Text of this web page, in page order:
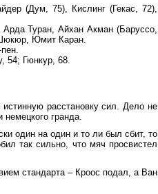
(Дум, 75), Кислинг (Гекас, 72),
Туран, Айхан Акман (Баруссо,
Юмит Каран.
54; Гюнкур, 68.
расстановку сил. Дело не
гранда.
один на один и то ли был сбит, то
так сильно, что мяч просвистел
стандарта – Кроос подал, а Ван